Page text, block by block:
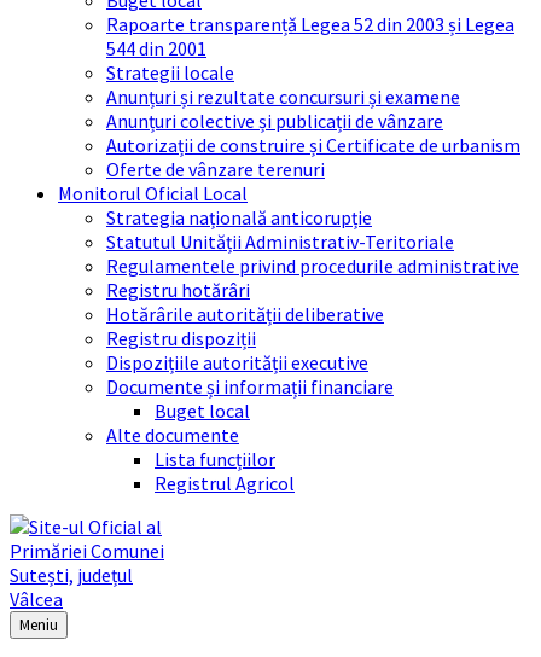
Rapoarte transparență Legea 52 din 2003 și Legea
544 din 2001
Strategii locale
Anunțuri și rezultate concursuri și examene
Anunțuri colective și publicații de vânzare
Autorizații de construire și Certificate de urbanism
Oferte de vânzare terenuri
Monitorul Oficial Local
Strategia națională anticorupție
Statutul Unității Administrativ-Teritoriale
Regulamentele privind procedurile administrative
Registru hotărâri
Hotărârile autorității deliberative
Registru dispoziții
Dispozițiile autorității executive
Documente și informații financiare
Buget local
Alte documente
Lista funcțiilor
Registrul Agricol
Meniu